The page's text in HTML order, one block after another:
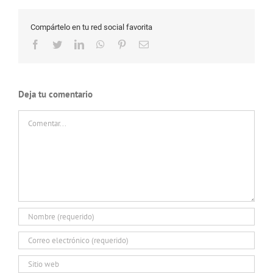
Compártelo en tu red social favorita
Facebook
TwitterLinkedInWhatsApp
PinterestCorreo
Deja tu comentario